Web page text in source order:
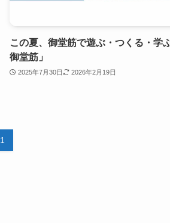
この夏、御堂筋で遊ぶ・つくる・学
御堂筋」
2025年7月30日 2026年2月19日
1